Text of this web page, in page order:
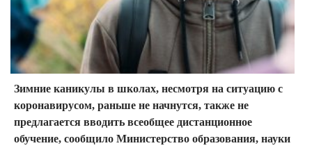
Зимние каникулы в школах, несмотря на ситуацию с
коронавирусом, раньше не начнутся, также не
предлагается вводить всеобщее дистанционное
обучение, сообщило Министерство образования, науки